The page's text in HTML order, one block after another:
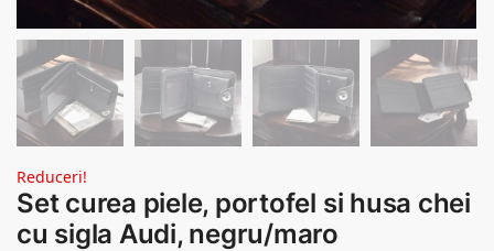
Reduceri!
Set curea piele, portofel si husa chei
cu sigla Audi, negru/maro